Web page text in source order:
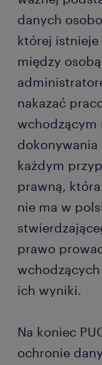
danych
której
między
nakazać
wchodzącym
dokonywania
każdym
prawną,
nie ma w
prawo
wchodzących
ich wyniki.
Na koniec
ochronie